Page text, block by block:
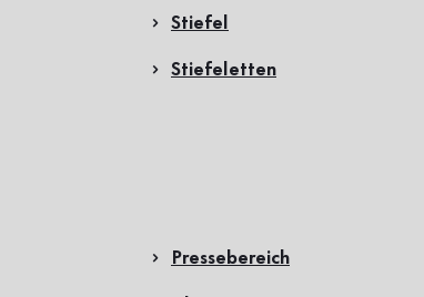
Stiefel
Stiefeletten
Pressebereich